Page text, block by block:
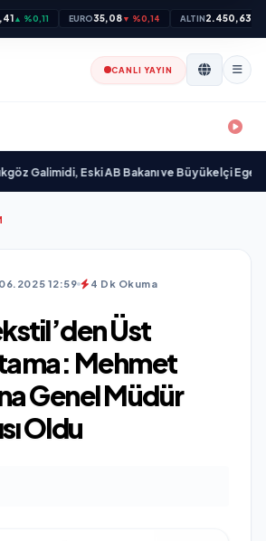
▲ %0,11 EURO35,08▼ %0,14 ALTIN2.450,63
CANLI YAYIN
Eski AB Bakanı ve Büyükelçi Egemen
12:59 4 Dk Okuma
Üst
Mehmet
Genel Müdür
Oldu